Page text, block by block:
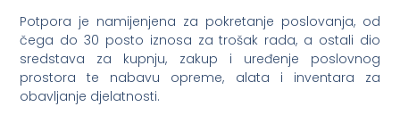
Potpora je namijenjena za pokretanje poslovanja, od
čega do 30 posto iznosa za trošak rada, a ostali dio
sredstava za kupnju, zakup i uređenje poslovnog
prostora te nabavu opreme, alata i inventara za
obavljanje djelatnosti.